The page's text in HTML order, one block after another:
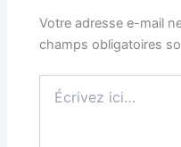
Votre adresse e-mail
champs obligatoires
ici…